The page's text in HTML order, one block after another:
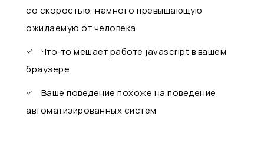
со скоростью, намного превышающую
ожидаемую от человека
Что-то мешает работе javascript в вашем
браузере
Ваше поведение похоже на поведение
автоматизированных систем